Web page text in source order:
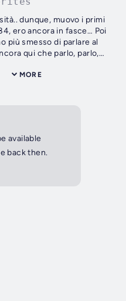
dunque, muovo i primi
ero ancora in fasce… Poi
più smesso di parlare al
qui che parlo, parlo,
MORE
available
back then.